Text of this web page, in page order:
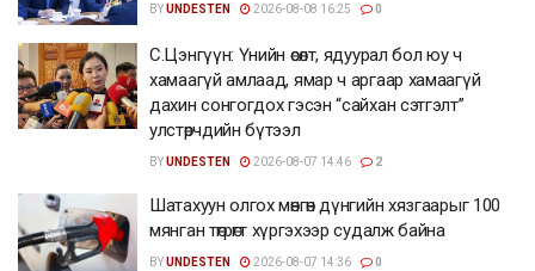
BYUNDESTEN 2026-08-08 16:25 0
С.Цэнгүүн: Үнийн өсөлт, ядуурал бол юу ч
хамаагүй амлаад, ямар ч аргаар хамаагүй
дахин сонгогдох гэсэн “сайхан сэтгэлт”
улстөрчдийн бүтээл
BYUNDESTEN 2026-08-07 14:46 2
Шатахуун олгох мөнгөн дүнгийн хязгаарыг 100
мянган төгрөгт хүргэхээр судалж байна
BYUNDESTEN 2026-08-07 14:36 0